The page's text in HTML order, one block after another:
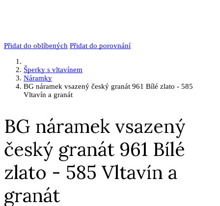
Přidat do oblíbených Přidat do porovnání
Šperky s vltavínem
Náramky
BG náramek vsazený český granát 961 Bílé zlato - 585
Vltavín a granát
BG náramek vsazený
český granát 961 Bílé
zlato - 585 Vltavín a
granát